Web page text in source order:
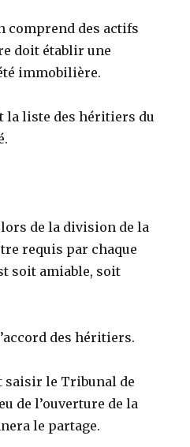
comprend des actifs
doit établir une
immobilière.
la liste des héritiers du
lors de la division de la
requis par chaque
soit amiable, soit
des héritiers.
saisir le Tribunal de
de l’ouverture de la
le partage.